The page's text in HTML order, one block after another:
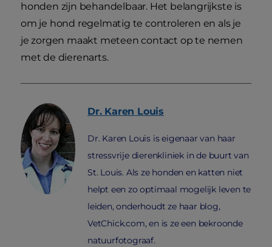
honden zijn behandelbaar. Het belangrijkste is
om je hond regelmatig te controleren en als je
je zorgen maakt meteen contact op te nemen
met de dierenarts.
Dr. Karen Louis
Dr. Karen Louis is eigenaar van haar
stressvrije dierenkliniek in de buurt van
St. Louis. Als ze honden en katten niet
helpt een zo optimaal mogelijk leven te
leiden, onderhoudt ze haar blog,
VetChick.com, en is ze een bekroonde
natuurfotograaf.